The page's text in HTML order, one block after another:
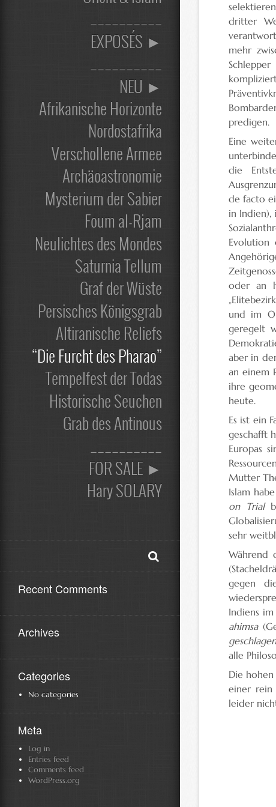
__________
EXPOSÉS ►
__________
NEU ►
Afrikanische Horizonte
Nordostafrika
Verschollene Armee
Archäoastronomie
Mysterium der Sabier
Foum al-Rjam
Neulichtes des Mondes
Saturnia Tellum
Graf der Wüste
Persisches Königsgrab
Altiranische Reliefs
“Die Furcht des Pharao”
Tempelfest der Todas
Historische Seuchen
Grab des Antinous
__________
FOR SALE ►
Hary SOLARY
Recent Comments
Archives
Categories
No categories
Meta
Log in
Entries feed
Comments feed
WordPress.org
dritter
mehr
predigen.
Eine
die
de facto
in Indien),
Evolution
oder an
und im
geregelt
aber in
an einem
ihre
heute.
Es ist ein
geschafft
Europas
Mutter
Islam
on Trial
sehr
Während
gegen
Indiens
ahimsa
alle
Die
einer rein
leider